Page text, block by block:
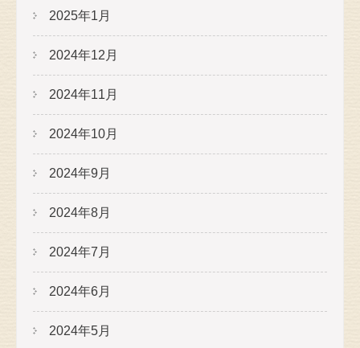
2025年1月
2024年12月
2024年11月
2024年10月
2024年9月
2024年8月
2024年7月
2024年6月
2024年5月